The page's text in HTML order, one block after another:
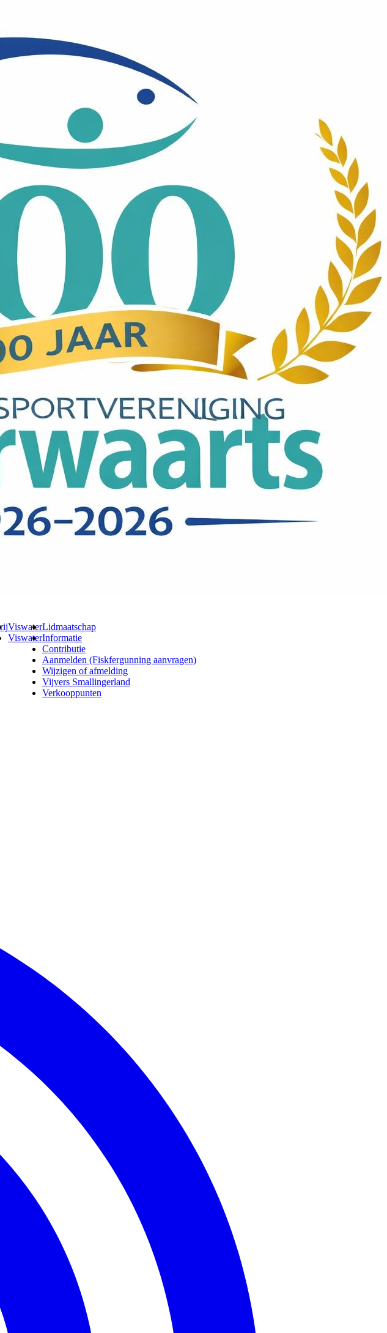
Viswater
Viswater
Lidmaatschap
Informatie
Contributie
Aanmelden (Fiskfergunning aanvragen)
Wijzigen of afmelding
Vijvers Smallingerland
Verkooppunten